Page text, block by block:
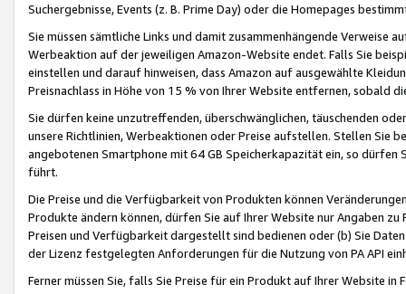
Suchergebnisse, Events (z. B. Prime Day) oder die Homepages
Sie müssen sämtliche Links und damit zusammenhängende
Werbeaktion auf der jeweiligen Amazon-Website endet. Falls Sie
einstellen und darauf hinweisen, dass Amazon auf ausgewählte
Preisnachlass in Höhe von 15 % von Ihrer Website entfernen, sobald
Sie dürfen keine unzutreffenden, überschwänglichen, täuschenden
unsere Richtlinien, Werbeaktionen oder Preise aufstellen. Stellen Sie
angebotenen Smartphone mit 64 GB Speicherkapazität ein, so dürfen
führt.
Die Preise und die Verfügbarkeit von Produkten können
Produkte ändern können, dürfen Sie auf Ihrer Website nur Angaben
Preisen und Verfügbarkeit dargestellt sind bedienen oder (b) Sie
der Lizenz festgelegten Anforderungen für die Nutzung von PA API
Ferner müssen Sie, falls Sie Preise für ein Produkt auf Ihrer Website